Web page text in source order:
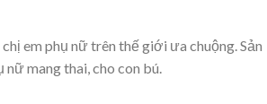
em phụ nữ trên thế giới ưa chuộng. Sản
mang thai, cho con bú.